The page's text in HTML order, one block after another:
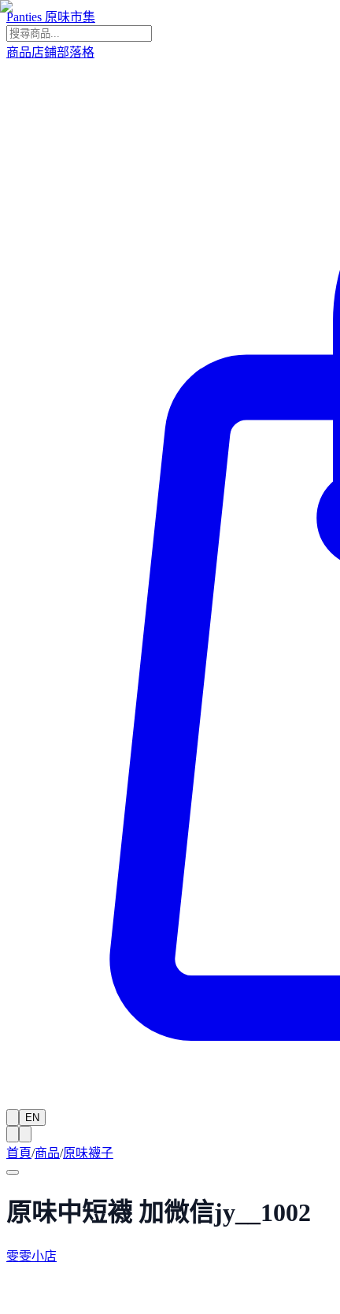
Panties 原味市集
商品店鋪部落格
EN
首頁/商品/原味襪子
原味中短襪 加微信jy__1002
雯雯小店